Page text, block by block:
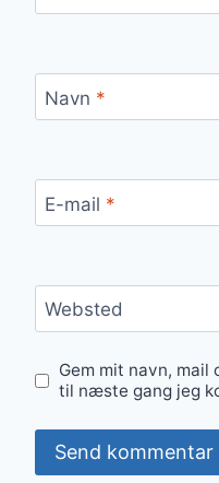
Navn *
E-mail *
Websted
Gem mit navn,
til næste gang jeg